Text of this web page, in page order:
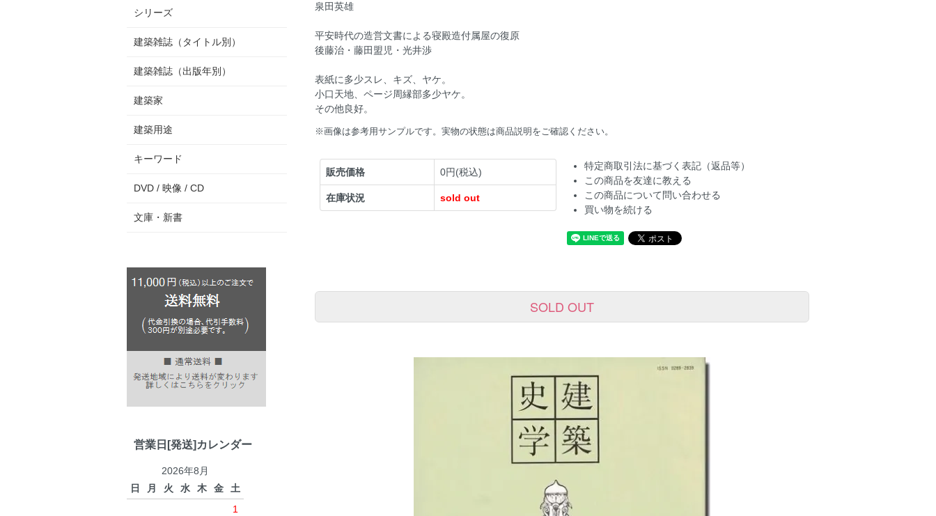
泉田英雄
平安時代の造営文書による寝殿造付属屋の復原
後藤治・藤田盟児・光井渉
表紙に多少スレ、キズ、ヤケ。
小口天地、ページ周縁部多少ヤケ。
その他良好。
※画像は参考用サンプルです。実物の状態は商品説明をご確認ください。
販売価格 0円(税込)
在庫状況 sold out
特定商取引法に基づく表記（返品等）
この商品を友達に教える
この商品について問い合わせる
買い物を続ける
SOLD OUT
シリーズ
建築雑誌（タイトル別）
建築雑誌（出版年別）
建築家
建築用途
キーワード
DVD / 映像 / CD
文庫・新書
営業日[発送]カレンダー
2026年8月
日
月 火 水 木 金
土
1